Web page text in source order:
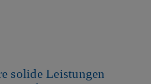
solide Leistungen